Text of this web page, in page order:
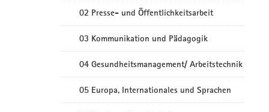
02 Presse- und Öffentlichkeitsarbeit
03 Kommunikation und Pädagogik
04 Gesundheitsmanagement/ Arbeitstechnik
05 Europa, Internationales und Sprachen